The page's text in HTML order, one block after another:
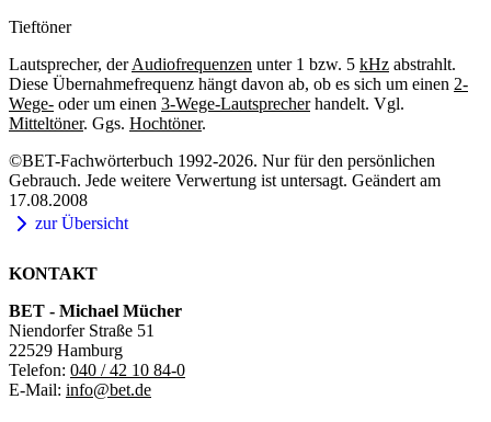
Tieftöner
Lautsprecher, derAudiofrequenzen unter 1 bzw. 5 kHz abstrahlt.
Diese Übernahmefrequenz hängt davon ab, ob es sich um einen 2-
Wege- oder um einen 3-Wege-Lautsprecherhandelt. Vgl.
Mitteltöner. Ggs. Hochtöner.
©BET-Fachwörterbuch 1992-2026. Nur für den persönlichen
Gebrauch. Jede weitere Verwertung ist untersagt. Geändert am
17.08.2008
zur Übersicht
KONTAKT
BET - Michael Mücher
Niendorfer Straße 51
22529 Hamburg
Telefon: 040 / 42 10 84-0
E-Mail: info@bet.de